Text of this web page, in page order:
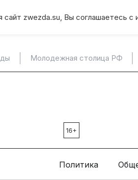
сайт zwezda.su, Вы соглашаетесь
Молодежная столица РФ
16+
Политика